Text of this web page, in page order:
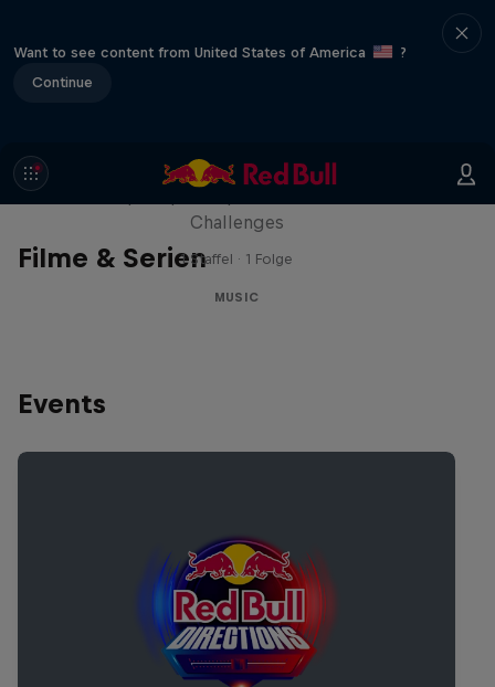
Want to see content from United States of America
?
Continue
Filme & Serien
Red Bull Trapped
Challenges
1 Staffel · 1 Folge
MUSIC
Events